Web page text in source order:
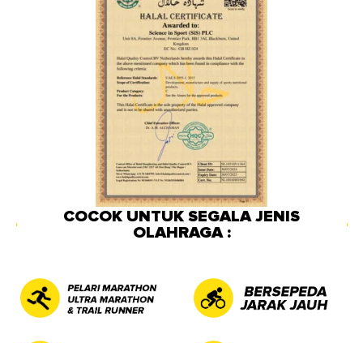
COCOK UNTUK SEGALA JENIS
OLAHRAGA :